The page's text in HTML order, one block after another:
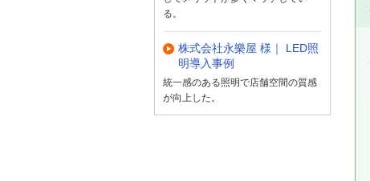
る。
株式会社永樂屋 様｜ LED照
明導入事例
統一感のある照明で店舗空間の質感
が向上した。